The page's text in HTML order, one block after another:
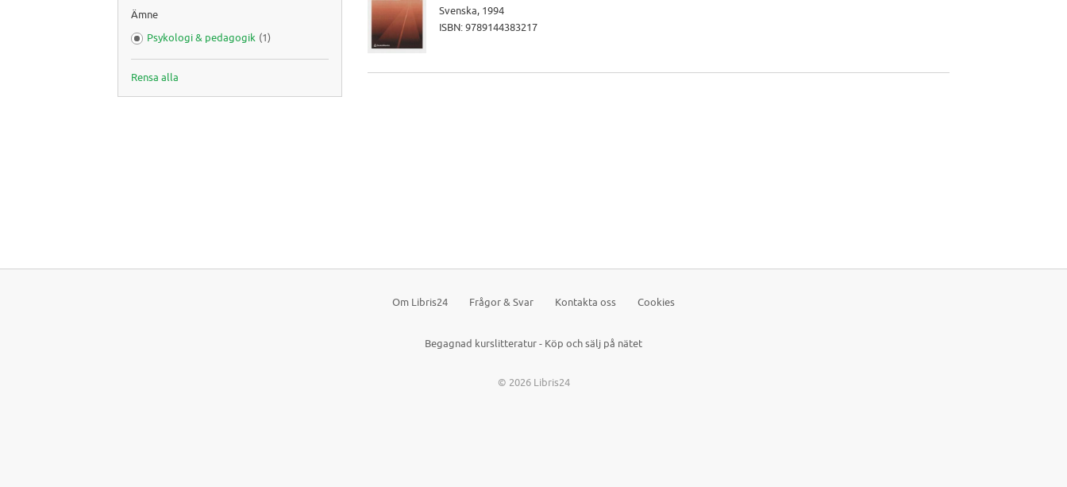
Ämne
Psykologi & pedagogik (1)
Rensa alla
Svenska, 1994
ISBN: 9789144383217
Om Libris24 Frågor & Svar Kontakta oss Cookies
Begagnad kurslitteratur - Köp och sälj på nätet
© 2026 Libris24